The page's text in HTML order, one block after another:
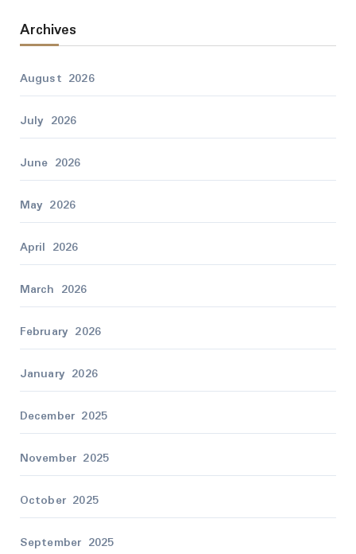
Archives
August 2026
July 2026
June 2026
May 2026
April 2026
March 2026
February 2026
January 2026
December 2025
November 2025
October 2025
September 2025